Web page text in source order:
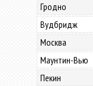
Гродно
Вудбридж
Москва
Маунтин-Вью
Пекин